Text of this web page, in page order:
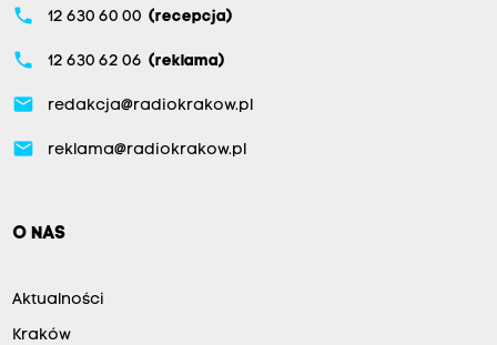
phone 12 630 60 00 (recepcja)
phone 12 630 62 06 (reklama)
email redakcja@radiokrakow.pl
email reklama@radiokrakow.pl
O NAS
Aktualności
Kraków